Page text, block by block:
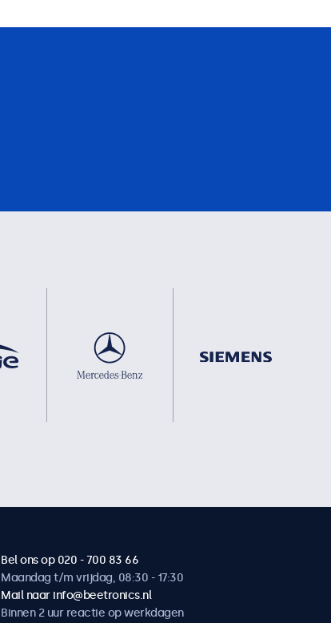
Bel ons op 020 - 700 83 66
Maandag t/m vrijdag, 08:30 - 17:30
Mail naar info@beetronics.nl
Binnen 2 uur reactie op werkdagen